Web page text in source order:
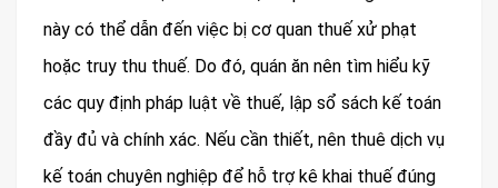
này có thể dẫn đến việc bị cơ quan thuế xử phạt
hoặc truy thu thuế. Do đó, quán ăn nên tìm hiểu kỹ
các quy định pháp luật về thuế, lập sổ sách kế toán
đầy đủ và chính xác. Nếu cần thiết, nên thuê dịch vụ
kế toán chuyên nghiệp để hỗ trợ kê khai thuế đúng